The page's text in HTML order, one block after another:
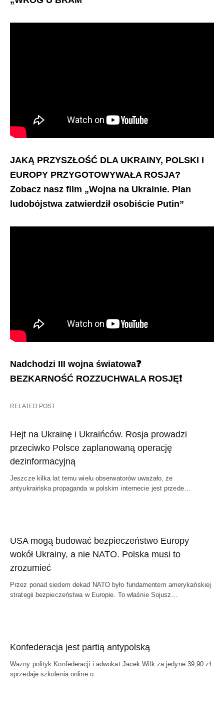
JAKĄ PRZYSZŁOŚĆ DLA UKRAINY, POLSKI I
EUROPY PRZYGOTOWYWAŁA ROSJA?
Zobacz nasz film „Wojna na Ukrainie. Plan
ludobójstwa zatwierdził osobiście Putin”
Nadchodzi III wojna światowa❓
BEZKARNOŚĆ ROZZUCHWALA ROSJĘ❗️
RELATED POST
Hejt na Ukrainę i Ukraińców. Rosja prowadzi
przeciwko Polsce zaplanowaną operację
dezinformacyjną
Jeszcze kilka lat temu wielu obserwatorów uważało, że
antyukraińska propaganda w polskim internecie jest przede…
USA mogą budować bezpieczeństwo Europy
wokół Ukrainy, a nie NATO. Polska musi to
zrozumieć
Przez ponad siedem dekad NATO było fundamentem amerykańskiej
strategii bezpieczeństwa w Europie. To właśnie Sojusz…
Konfederacja jest partią antypolską
Ważny polityk Konfederacji i adwokat Jacek Wilk za jedyne 39,90 zł
sprzedaje szkolenia online o…